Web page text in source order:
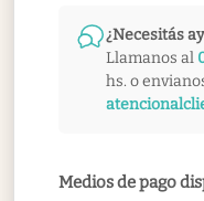
¿Necesitás
Llamanos al
hs. o
Medios de pago